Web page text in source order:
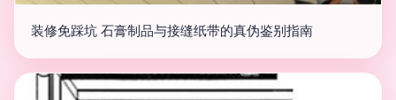
装修免踩坑 石膏制品与接缝纸带的真伪鉴别指南